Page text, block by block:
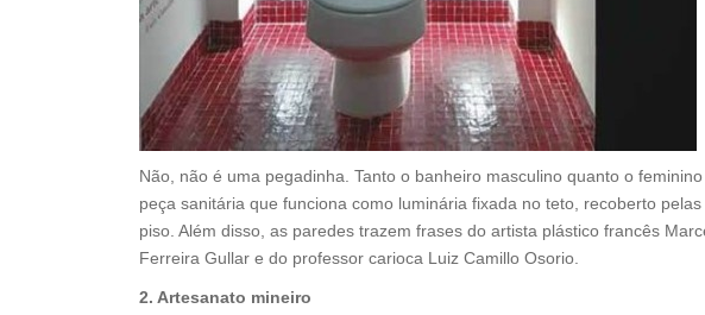
Não, não é uma pegadinha. Tanto o banheiro masculino quanto o
peça sanitária que funciona como luminária fixada no teto, recoberto
piso. Além disso, as paredes trazem frases do artista plástico francês
Ferreira Gullar e do professor carioca Luiz Camillo Osorio.
2. Artesanato mineiro